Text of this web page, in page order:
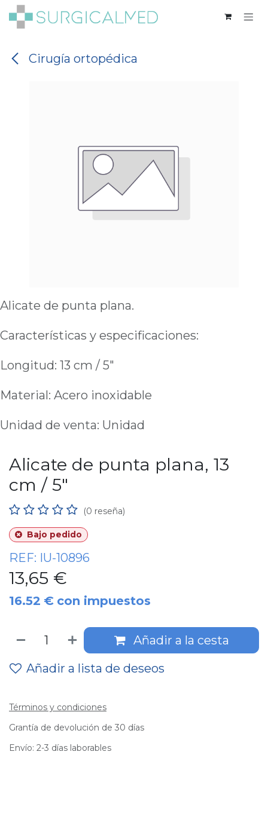
Ir al contenido
Cirugía ortopédica
Alicate de punta plana.
Características y especificaciones:
Longitud: 13 cm / 5"
Material: Acero inoxidable
Unidad de venta: Unidad
Alicate de punta plana, 13
cm / 5"
(0 reseña)
Bajo pedido
REF: IU-10896
13,65 €
16.52 € con impuestos
Añadir a la cesta
Añadir a lista de deseos
Términos y condiciones
Grantía de devolución de 30 días
Envío: 2-3 días laborables